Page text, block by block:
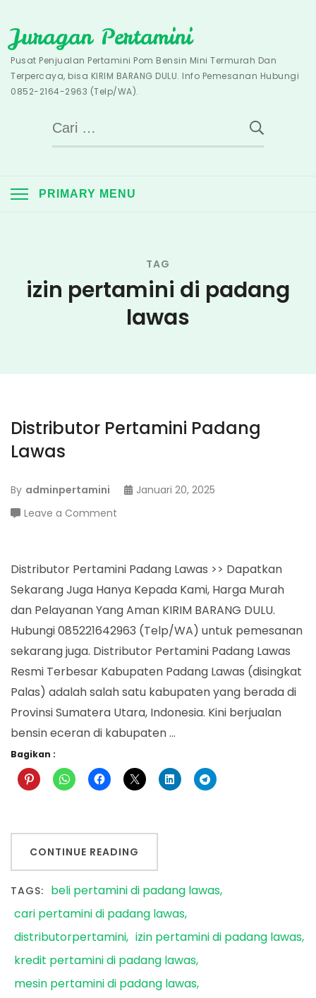
to
content
Juragan Pertamini
Pusat Penjualan Pertamini Pom Bensin Mini Termurah Dan
Terpercaya, bisa KIRIM BARANG DULU. Info Pemesanan Hubungi
0852-2164-2963 (Telp/WA).
Cari
untuk:
PRIMARY MENU
TAG
izin pertamini di padang
lawas
Distributor Pertamini Padang
Lawas
By adminpertamini
Januari 20, 2025
Leave a Comment
Padang
Lawas
Distributor Pertamini Padang Lawas >> Dapatkan
Sekarang Juga Hanya Kepada Kami, Harga Murah
dan Pelayanan Yang Aman KIRIM BARANG DULU.
Hubungi 085221642963 (Telp/WA) untuk pemesanan
sekarang juga. Distributor Pertamini Padang Lawas
Resmi Terbesar Kabupaten Padang Lawas (disingkat
Palas) adalah salah satu kabupaten yang berada di
Provinsi Sumatera Utara, Indonesia. Kini berjualan
bensin eceran di kabupaten …
Bagikan :
CONTINUE READING
TAGS: beli pertamini di padang lawas
cari pertamini di padang lawas
distributorpertamini izin pertamini di padang lawas
kredit pertamini di padang lawas
mesin pertamini di padang lawas